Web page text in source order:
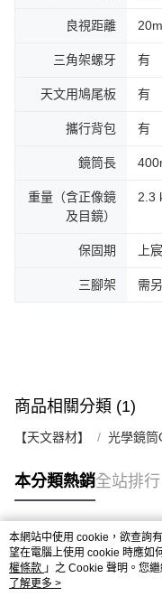
良視距離
三角架螺牙 有
天文用鳩尾板 有
攜行背包 有
鏡筒長
重量（含正像鏡
及目鏡）
2.3
保固期 上
三腳架 需
商品相關分類 (1)
【天文器材】 光學鏡筒
本分類熱銷全站排行
熱門標籤
本網站中使用 cookie，欲查詢
望在電腦上使用 cookie 時應如
權條款 」之 Cookie 聲明。您
用條款之 Cookie 聲明使用
了解更多 >